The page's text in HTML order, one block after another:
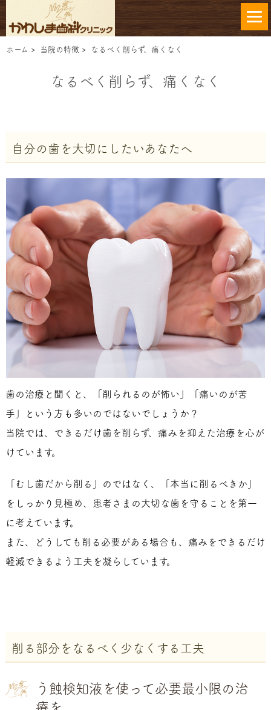
ホーム > 当院の特徴 > なるべく削らず、痛くなく
なるべく削らず、痛くなく
自分の歯を大切にしたいあなたへ
歯の治療と聞くと、「削られるのが怖い」「痛いのが苦
手」という方も多いのではないでしょうか？
当院では、できるだけ歯を削らず、痛みを抑えた治療を心が
けています。
「むし歯だから削る」のではなく、「本当に削るべきか」
をしっかり見極め、患者さまの大切な歯を守ることを第一
に考えています。
また、どうしても削る必要がある場合も、痛みをできるだけ
軽減できるよう工夫を凝らしています。
削る部分をなるべく少なくする工夫
う蝕検知液を使って必要最小限の治